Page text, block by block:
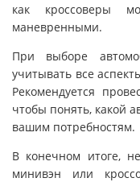
как кроссоверы
маневренными.
При выборе
учитывать все
Рекомендуется
чтобы понять, какой
вашим потребностям.
В конечном итоге,
минивэн или